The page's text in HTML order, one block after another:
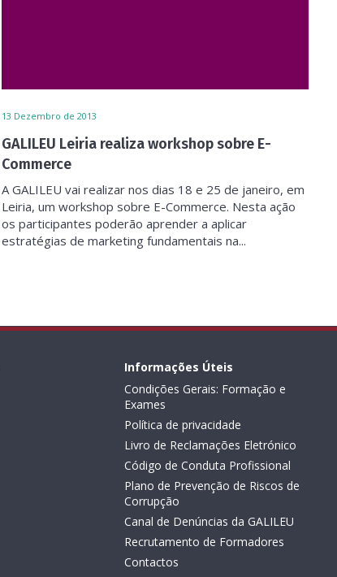
13 Dezembro de 2013
GALILEU Leiria realiza workshop sobre E-
Commerce
A GALILEU vai realizar nos dias 18 e 25 de janeiro, em
Leiria, um workshop sobre E-Commerce. Nesta ação
os participantes poderão aprender a aplicar
estratégias de marketing fundamentais na...
Informações Úteis
Condições Gerais: Formação e
Exames
Política de privacidade
Livro de Reclamações Eletrónico
Código de Conduta Profissional
Plano de Prevenção de Riscos de
Corrupção
Canal de Denúncias da GALILEU
Recrutamento de Formadores
Contactos